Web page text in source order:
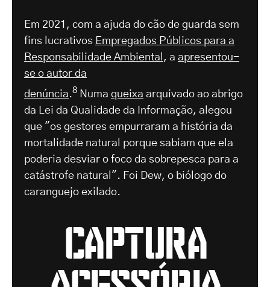
Em 2021, com a ajuda do cão de guarda sem
fins lucrativos Empregados Públicos para a
Responsabilidade Ambiental , a apresentou-
se o autor da
denúncia.8 Numa queixa arquivado ao abrigo
da Lei da Qualidade da Informação, alegou
que "os gestores empurraram a história da
mortalidade natural porque sabiam que ela
poderia desviar o foco da sobrepesca para a
catástrofe natural". Foi Dew, o biólogo do
caranguejo exilado.
captura